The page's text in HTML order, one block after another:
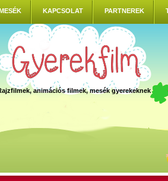
KAPCSOLAT PARTNEREK
animációs filmek, mesék gyerekeknek